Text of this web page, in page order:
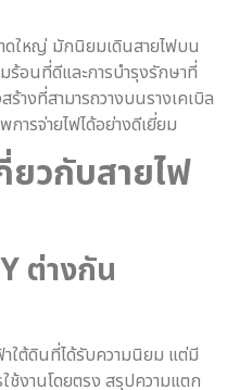
ดใหญ่ มักนิยมเดินสายไฟบน
มร้อนที่ดีและการบำรุงรักษาที่
างที่สามารถวางบนรางเคเบิล
การจ่ายไฟได้อย่างดีเยี่ยม
ยวกับสายไฟ
ต่างกัน
ใต้ดินที่ได้รับความนิยม แต่มี
งานโดยตรง สรุปความแตก